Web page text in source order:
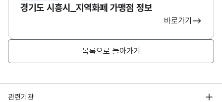
경기도 시흥시_지역화폐 가맹점 정보
바로가기
목록으로 돌아가기
관련기관
행정안전부